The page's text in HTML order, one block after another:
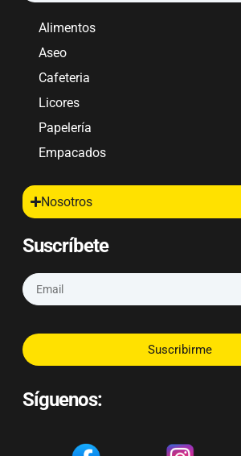
Alimentos
Aseo
Cafeteria
Licores
Papelería
Empacados
Nosotros
Suscríbete
Suscribirme
Síguenos: